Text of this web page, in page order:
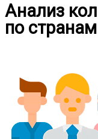
Анализ
по странам